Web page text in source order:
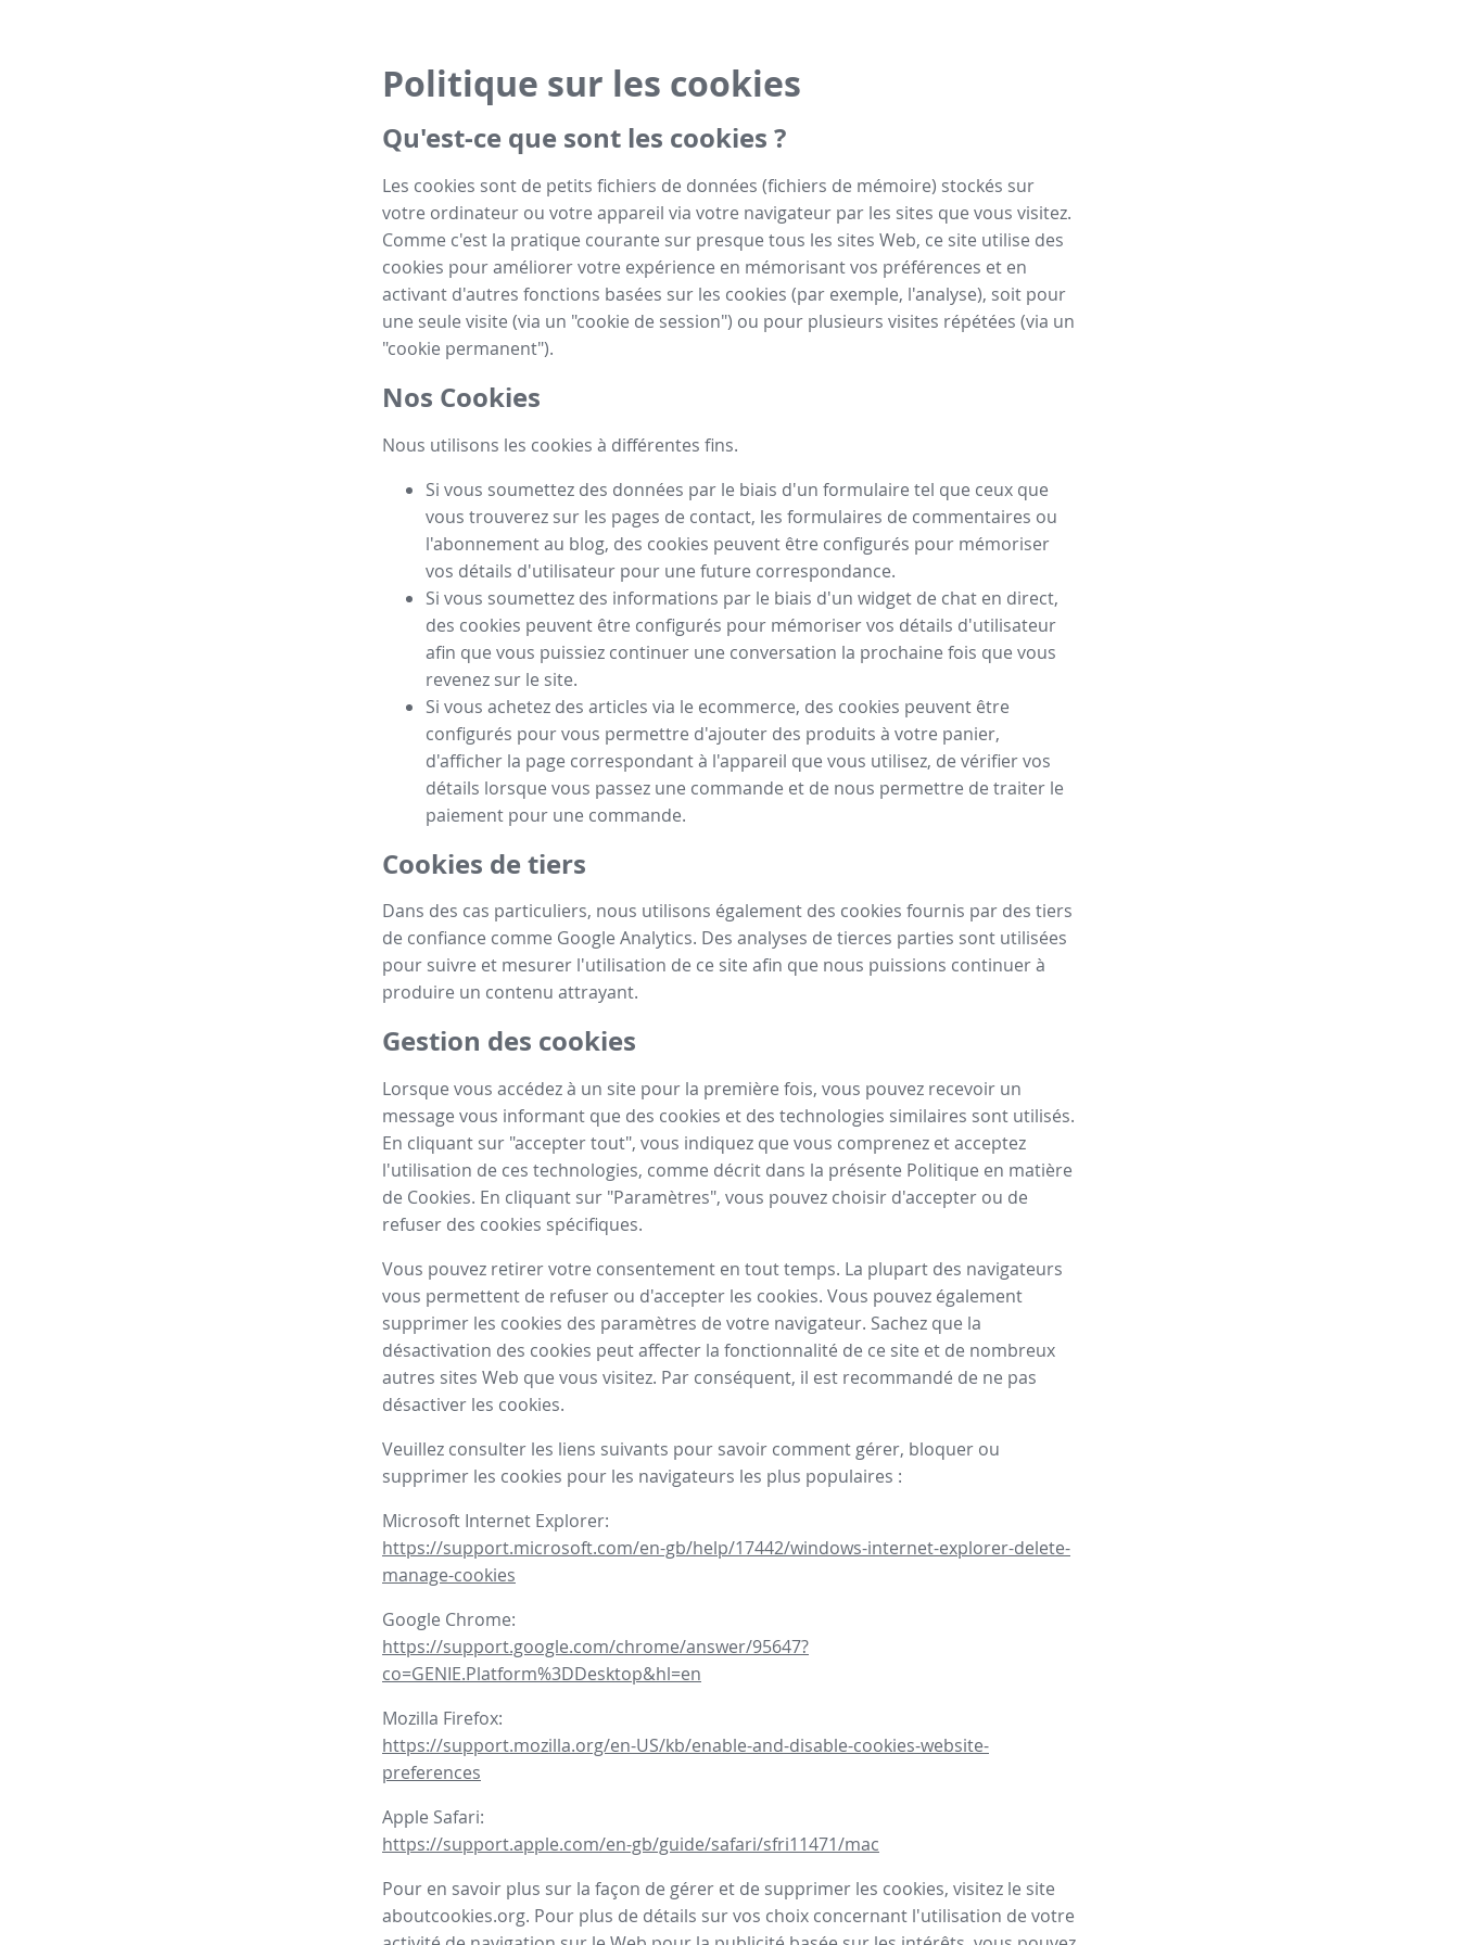
Politique sur les cookies
Qu'est-ce que sont les cookies ?
Les cookies sont de petits fichiers de données (fichiers de mémoire) stockés sur
votre ordinateur ou votre appareil via votre navigateur par les sites que vous visitez.
Comme c'est la pratique courante sur presque tous les sites Web, ce site utilise des
cookies pour améliorer votre expérience en mémorisant vos préférences et en
activant d'autres fonctions basées sur les cookies (par exemple, l'analyse), soit pour
une seule visite (via un "cookie de session") ou pour plusieurs visites répétées (via un
"cookie permanent").
Nos Cookies
Nous utilisons les cookies à différentes fins.
Si vous soumettez des données par le biais d'un formulaire tel que ceux que
vous trouverez sur les pages de contact, les formulaires de commentaires ou
l'abonnement au blog, des cookies peuvent être configurés pour mémoriser
vos détails d'utilisateur pour une future correspondance.
Si vous soumettez des informations par le biais d'un widget de chat en direct,
des cookies peuvent être configurés pour mémoriser vos détails d'utilisateur
afin que vous puissiez continuer une conversation la prochaine fois que vous
revenez sur le site.
Si vous achetez des articles via le ecommerce, des cookies peuvent être
configurés pour vous permettre d'ajouter des produits à votre panier,
d'afficher la page correspondant à l'appareil que vous utilisez, de vérifier vos
détails lorsque vous passez une commande et de nous permettre de traiter le
paiement pour une commande.
Cookies de tiers
Dans des cas particuliers, nous utilisons également des cookies fournis par des tiers
de confiance comme Google Analytics. Des analyses de tierces parties sont utilisées
pour suivre et mesurer l'utilisation de ce site afin que nous puissions continuer à
produire un contenu attrayant.
Gestion des cookies
Lorsque vous accédez à un site pour la première fois, vous pouvez recevoir un
message vous informant que des cookies et des technologies similaires sont utilisés.
En cliquant sur "accepter tout", vous indiquez que vous comprenez et acceptez
l'utilisation de ces technologies, comme décrit dans la présente Politique en matière
de Cookies. En cliquant sur "Paramètres", vous pouvez choisir d'accepter ou de
refuser des cookies spécifiques.
Vous pouvez retirer votre consentement en tout temps. La plupart des navigateurs
vous permettent de refuser ou d'accepter les cookies. Vous pouvez également
supprimer les cookies des paramètres de votre navigateur. Sachez que la
désactivation des cookies peut affecter la fonctionnalité de ce site et de nombreux
autres sites Web que vous visitez. Par conséquent, il est recommandé de ne pas
désactiver les cookies.
Veuillez consulter les liens suivants pour savoir comment gérer, bloquer ou
supprimer les cookies pour les navigateurs les plus populaires :
Microsoft Internet Explorer:
https://support.microsoft.com/en-gb/help/17442/windows-internet-explorer-delete-
manage-cookies
Google Chrome:
https://support.google.com/chrome/answer/95647?
co=GENIE.Platform%3DDesktop&hl=en
Mozilla Firefox:
https://support.mozilla.org/en-US/kb/enable-and-disable-cookies-website-
preferences
Apple Safari:
https://support.apple.com/en-gb/guide/safari/sfri11471/mac
Pour en savoir plus sur la façon de gérer et de supprimer les cookies, visitez le site
aboutcookies.org. Pour plus de détails sur vos choix concernant l'utilisation de votre